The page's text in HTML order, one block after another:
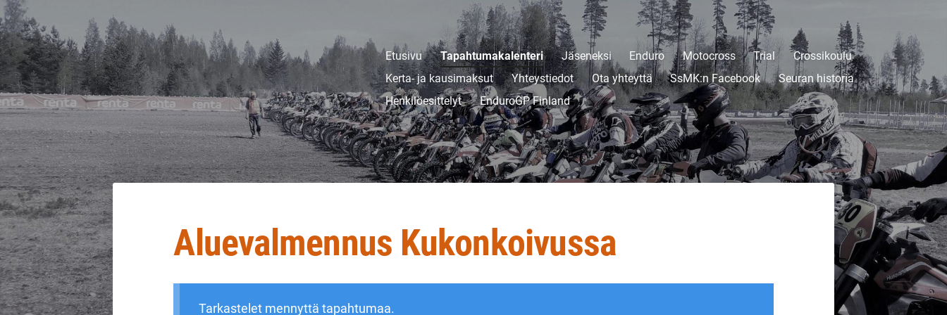
Siirry
sivun
sisältöön
Sivuston etusivulle
Etusivu Tapahtumakalenteri Jäseneksi Enduro Motocross Trial
Crossikoulu
Kerta- ja kausimaksut
Yhteystiedot Ota yhteyttä SsMK:n Facebook
Seuran historia
Henkilöesittelyt
EnduroGP Finland
Aluevalmennus Kukonkoivussa
Tarkastelet mennyttä tapahtumaa.